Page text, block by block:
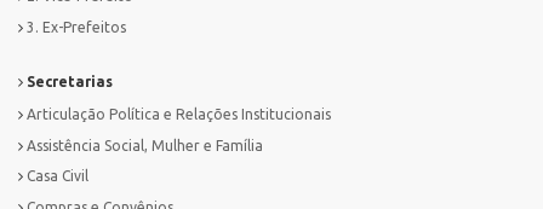
3. Ex-Prefeitos
Secretarias
Articulação Política e Relações Institucionais
Assistência Social, Mulher e Família
Casa Civil